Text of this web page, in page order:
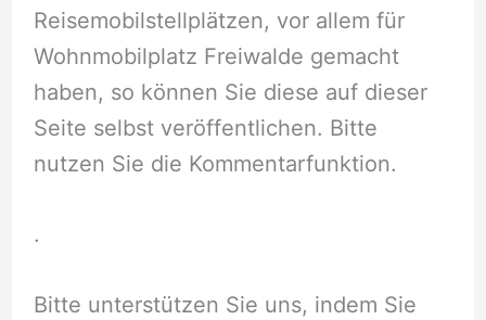
Reisemobilstellplätzen, vor allem für
Wohnmobilplatz Freiwalde gemacht
haben, so können Sie diese auf dieser
Seite selbst veröffentlichen. Bitte
nutzen Sie die Kommentarfunktion.
.
Bitte unterstützen Sie uns, indem Sie